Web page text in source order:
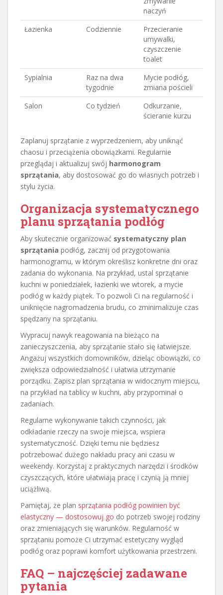
naczyń
Łazienka
Codziennie
Przecieranie
umywalki,
czyszczenie
toalet
Sypialnia
Raz na dwa
tygodnie
Mycie podłóg,
zmiana pościeli
Salon
Co tydzień
Odkurzanie,
ścieranie kurzu
Zaplanuj sprzątanie z wyprzedzeniem, aby uniknąć
chaosu i przeciążenia obowiązkami. Regularnie
przeglądaj i aktualizuj swój harmonogram
sprzątania, aby dostosować go do własnych potrzeb i
stylu życia.
Organizacja systematycznego
planu sprzątania podłóg
Aby skutecznie organizować systematyczny plan
sprzątania podłóg, zacznij od przygotowania
harmonogramu, w którym określisz konkretne dni oraz
zadania do wykonania. Na przykład, ustal sprzątanie
kuchni w poniedziałek, łazienki we wtorek, a mycie
podłóg w każdy piątek. To pozwoli Ci na regularność i
uniknięcie nagromadzenia brudu, co zminimalizuje czas
spędzany na sprzątaniu.
Wypracuj nawyk reagowania na bieżąco na
zanieczyszczenia, aby sprzątanie stało się łatwiejsze.
Angażuj wszystkich domowników, dzieląc obowiązki, co
zwiększa odpowiedzialność i ułatwia utrzymanie
porządku. Zapisz plan sprzątania w widocznym miejscu,
na przykład na tablicy w kuchni, aby przypominał o
zadaniach.
Regularne wykonywanie takich czynności, jak
odkładanie rzeczy na swoje miejsca, wspiera
systematyczność. Dzięki temu nie będziesz
potrzebować dużego nakładu pracy ani czasu w
weekendy. Korzystaj z praktycznych narzędzi i środków
czyszczących, które ułatwiają pracę i czynią ją mniej
uciążliwą.
Pamiętaj, że plan sprzątania podłóg powinien być
elastyczny — dostosowuj go do potrzeb swojej rodziny
oraz zmieniających się warunków. Regularność w
sprzątaniu pomoże Ci utrzymać estetyczny wygląd
podłóg oraz poprawi komfort użytkowania przestrzeni.
FAQ – najczęściej zadawane
pytania